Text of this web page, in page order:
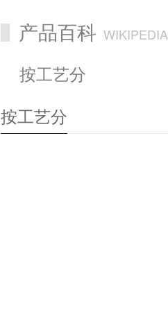
产品百科 WIKIPEDIA
按工艺分
按工艺分